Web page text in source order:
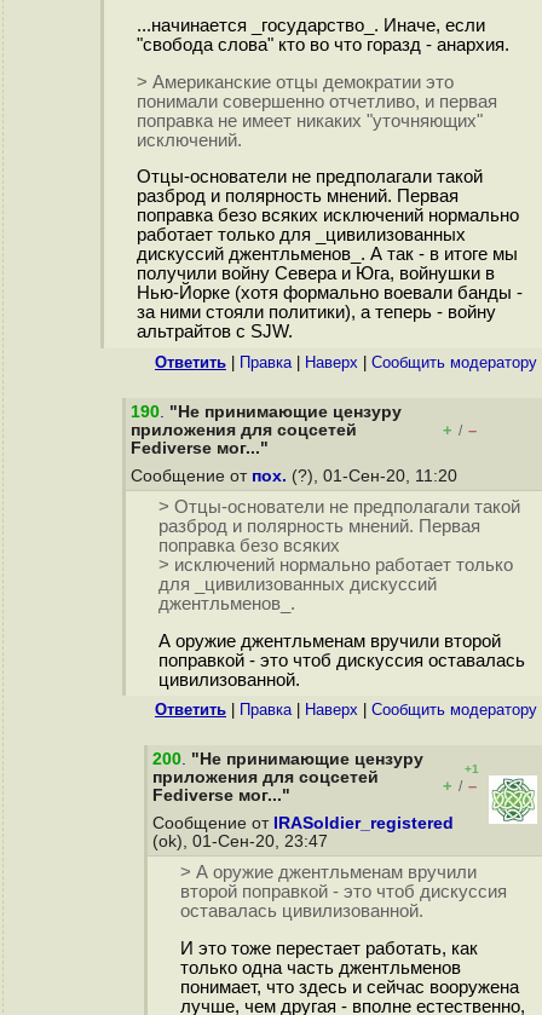
...начинается _государство_. Иначе, если
"свобода слова" кто во что горазд - анархия.
> Американские отцы демократии это
понимали совершенно отчетливо, и первая
поправка не имеет никаких "уточняющих"
исключений.
Отцы-основатели не предполагали такой
разброд и полярность мнений. Первая
поправка безо всяких исключений нормально
работает только для _цивилизованных
дискуссий джентльменов_. А так - в итоге мы
получили войну Севера и Юга, войнушки в
Нью-Йорке (хотя формально воевали банды -
за ними стояли политики), а теперь - войну
альтрайтов с SJW.
Ответить Правка| Наверх Cообщить модератору
190. "Не принимающие цензуру
приложения для соцсетей
Fediverse мог..."
+ / –
Сообщение от пох. (?), 01-Сен-20, 11:20
> Отцы-основатели не предполагали такой
разброд и полярность мнений. Первая
поправка безо всяких
> исключений нормально работает только
для _цивилизованных дискуссий
джентльменов_.
А оружие джентльменам вручили второй
поправкой - это чтоб дискуссия оставалась
цивилизованной.
Ответить Правка| Наверх Cообщить модератору
200. "Не принимающие цензуру
приложения для соцсетей
Fediverse мог..."
+1
+ / –
Сообщение от
IRASoldier_registered
(ok), 01-Сен-20, 23:47
> А оружие джентльменам вручили
второй поправкой - это чтоб дискуссия
оставалась цивилизованной.
И это тоже перестает работать, как
только одна часть джентльменов
понимает, что здесь и сейчас вооружена
лучше, чем другая - вполне естественно,